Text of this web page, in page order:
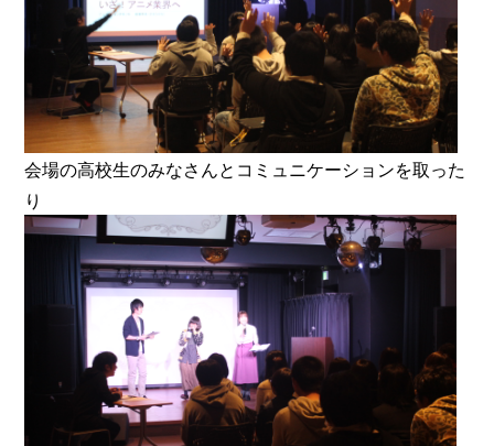
会場の高校生のみなさんとコミュニケーションを取った
り